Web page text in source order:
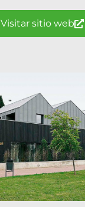
Visitar sitio web